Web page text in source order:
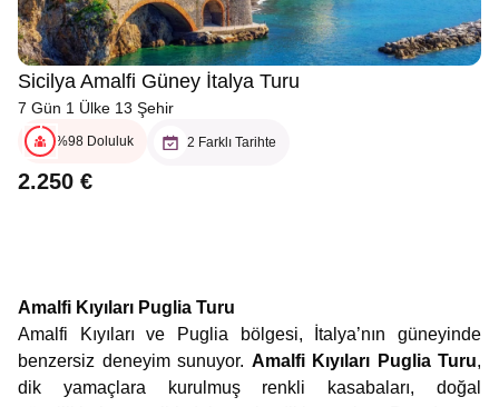
Sicilya Amalfi Güney İtalya Turu
7 Gün 1 Ülke 13 Şehir
%98 Doluluk 2 Farklı Tarihte
2.250 €
Amalfi Kıyıları Puglia Turu
Amalfi Kıyıları ve Puglia bölgesi, İtalya’nın güneyinde
benzersiz deneyim sunuyor. Amalfi Kıyıları Puglia Turu,
dik yamaçlara kurulmuş renkli kasabaları, doğal